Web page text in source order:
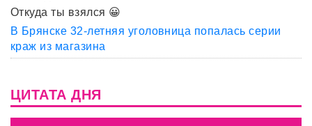
Откуда ты взялся 😀
В Брянске 32-летняя уголовница попалась серии
краж из магазина
ЦИТАТА ДНЯ